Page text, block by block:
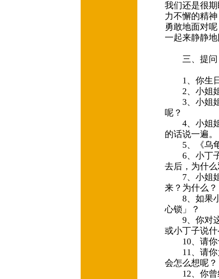
我们还是很
力不懈的精
勇敢地面对
一起来静静
三、提问
1、你生日
2、小姐姐
3、小姐姐
呢？
4、小姐姐
的话说一遍
5、《乌龟
6、小丁子
去后，为什
7、小姐姐
来？为什么
8、如果小
心锁」？
9、你对这
或小丁子说
10、请你
11、请你
会怎么想呢
12、你曾